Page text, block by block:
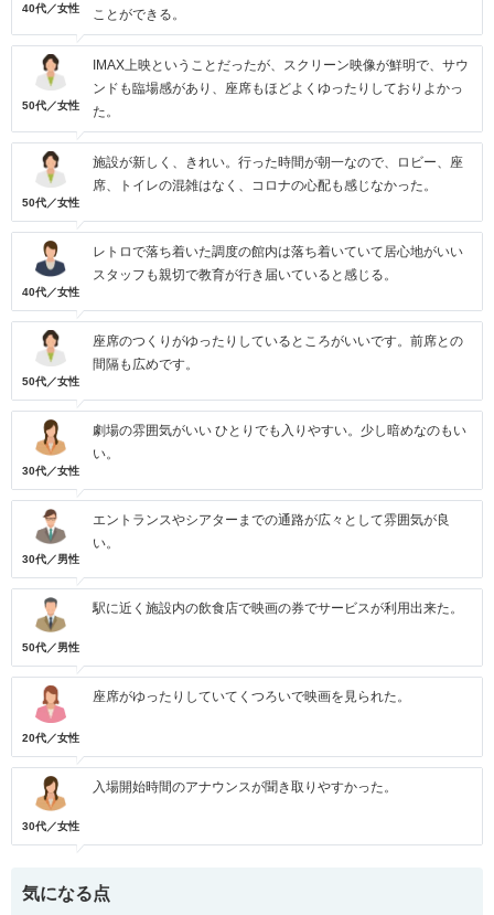
40代／女性
ことができる。
50代／女性
IMAX上映ということだったが、スクリーン映像が鮮明で、サウ
ンドも臨場感があり、座席もほどよくゆったりしておりよかっ
た。
50代／女性
施設が新しく、きれい。行った時間が朝一なので、ロビー、座
席、トイレの混雑はなく、コロナの心配も感じなかった。
40代／女性
レトロで落ち着いた調度の館内は落ち着いていて居心地がいい
スタッフも親切で教育が行き届いていると感じる。
50代／女性
座席のつくりがゆったりしているところがいいです。前席との
間隔も広めです。
30代／女性
劇場の雰囲気がいい ひとりでも入りやすい。少し暗めなのもい
い。
30代／男性
エントランスやシアターまでの通路が広々として雰囲気が良
い。
50代／男性
駅に近く施設内の飲食店で映画の券でサービスが利用出来た。
20代／女性
座席がゆったりしていてくつろいで映画を見られた。
30代／女性
入場開始時間のアナウンスが聞き取りやすかった。
気になる点